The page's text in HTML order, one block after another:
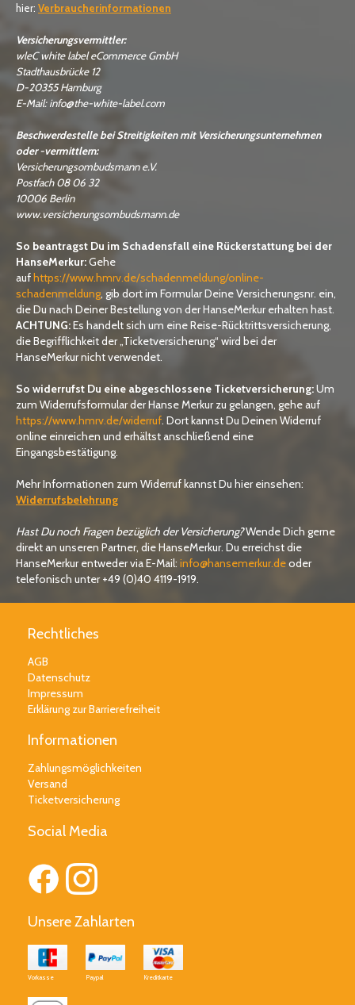
hier: Verbraucherinformationen
Versicherungsvermittler:
wleC white label eCommerce GmbH
Stadthausbrücke 12
D-20355 Hamburg
E-Mail: info@the-white-label.com
Beschwerdestelle bei Streitigkeiten mit Versicherungsunternehmen
oder -vermittlern:
Versicherungsombudsmann e.V.
Postfach 08 06 32
10006 Berlin
www.versicherungsombudsmann.de
So beantragst Du im Schadensfall eine Rückerstattung bei der
HanseMerkur:Gehe
aufhttps://www.hmrv.de/schadenmeldung/online-
schadenmeldung, gib dort im Formular Deine Versicherungsnr. ein,
die Du nach Deiner Bestellung von der HanseMerkur erhalten hast.
ACHTUNG:Es handelt sich um eine Reise-Rücktrittsversicherung,
die Begrifflichkeit der „Ticketversicherung“ wird bei der
HanseMerkur nicht verwendet.
So widerrufst Du eine abgeschlossene Ticketversicherung:Um
zum Widerrufsformular der Hanse Merkur zu gelangen, gehe auf
https://www.hmrv.de/widerruf. Dort kannst Du Deinen Widerruf
online einreichen und erhältst anschließend eine
Eingangsbestätigung.
Mehr Informationen zum Widerruf kannst Du hier einsehen:
Widerrufsbelehrung
Hast Du noch Fragen bezüglich der Versicherung?Wende Dich gerne
direkt an unseren Partner, die HanseMerkur. Du erreichst die
HanseMerkur entweder via E-Mail: info@hansemerkur.deoder
telefonisch unter +49 (0)40 4119-1919.
Rechtliches
AGB
Datenschutz
Impressum
Erklärung zur Barrierefreiheit
Informationen
Zahlungsmöglichkeiten
Versand
Ticketversicherung
Social Media
Unsere Zahlarten
Vorkasse Paypal Kreditkarte